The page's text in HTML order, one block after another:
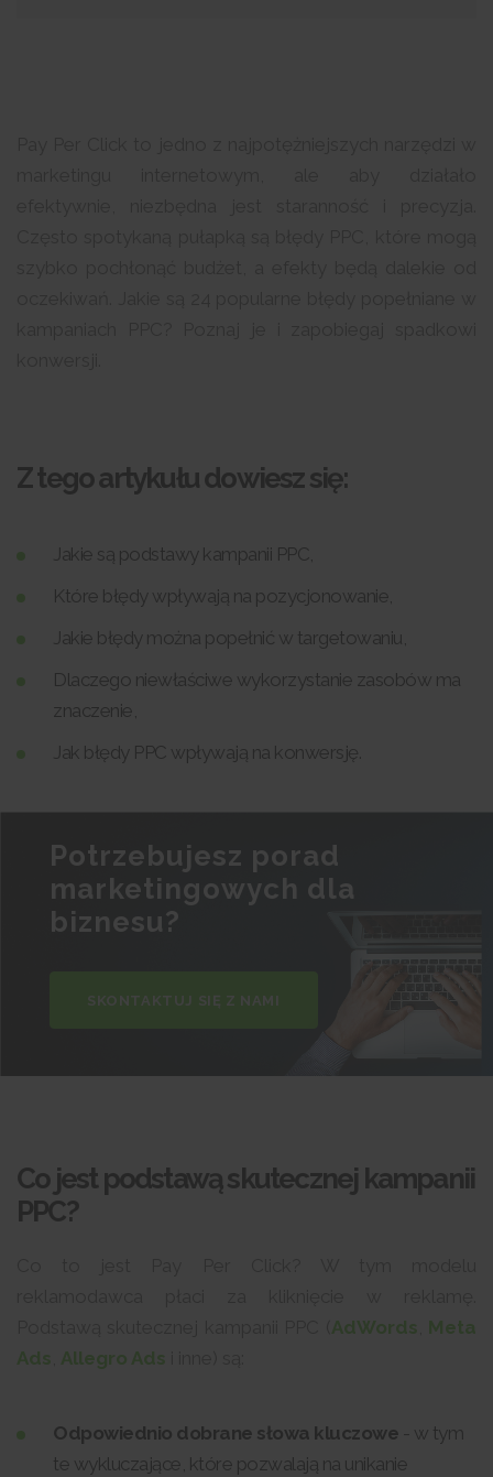
Z tego artykułu dowiesz się:
Jakie są podstawy kampanii PPC,
Które błędy wpływają na pozycjonowanie,
Jakie błędy można popełnić w targetowaniu,
Dlaczego niewłaściwe wykorzystanie zasobów ma
znaczenie,
Jak błędy PPC wpływają na konwersję.
Potrzebujesz porad
marketingowych dla
biznesu?
SKONTAKTUJ SIĘ Z NAMI
Co jest podstawą skutecznej kampanii
PPC?
AdWords Meta
Ads Allegro Ads
Odpowiednio dobrane słowa kluczowe - w tym
te wykluczające, które pozwalają na unikanie